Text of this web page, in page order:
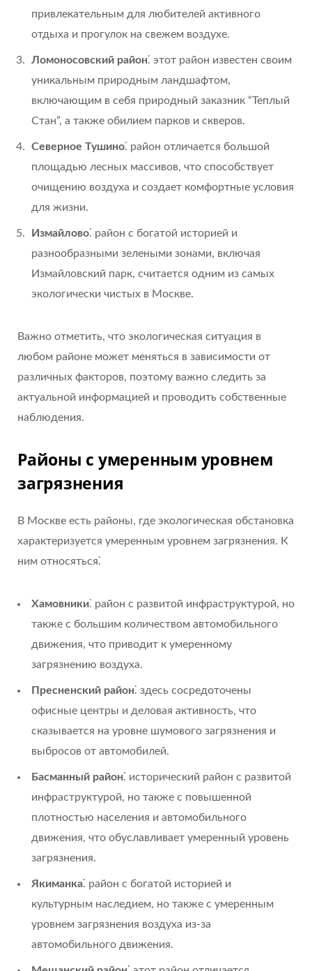
привлекательным для любителей активного
отдыха и прогулок на свежем воздухе.
Ломоносовский район⁚ этот район известен своим
уникальным природным ландшафтом,
включающим в себя природный заказник “Теплый
Стан”, а также обилием парков и скверов.
Северное Тушино⁚ район отличается большой
площадью лесных массивов, что способствует
очищению воздуха и создает комфортные условия
для жизни.
Измайлово⁚ район с богатой историей и
разнообразными зелеными зонами, включая
Измайловский парк, считается одним из самых
экологически чистых в Москве.
Важно отметить, что экологическая ситуация в
любом районе может меняться в зависимости от
различных факторов, поэтому важно следить за
актуальной информацией и проводить собственные
наблюдения.
Районы с умеренным уровнем
загрязнения
В Москве есть районы, где экологическая обстановка
характеризуется умеренным уровнем загрязнения. К
ним относяться⁚
Хамовники⁚ район с развитой инфраструктурой, но
также с большим количеством автомобильного
движения, что приводит к умеренному
загрязнению воздуха.
Пресненский район⁚ здесь сосредоточены
офисные центры и деловая активность, что
сказывается на уровне шумового загрязнения и
выбросов от автомобилей.
Басманный район⁚ исторический район с развитой
инфраструктурой, но также с повышенной
плотностью населения и автомобильного
движения, что обуславливает умеренный уровень
загрязнения.
Якиманка⁚ район с богатой историей и
культурным наследием, но также с умеренным
уровнем загрязнения воздуха из-за
автомобильного движения.